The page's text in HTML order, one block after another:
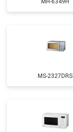
MH-6349H
MS-2327DRS